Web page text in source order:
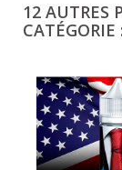
12 AUTRES
CATÉGORIE :